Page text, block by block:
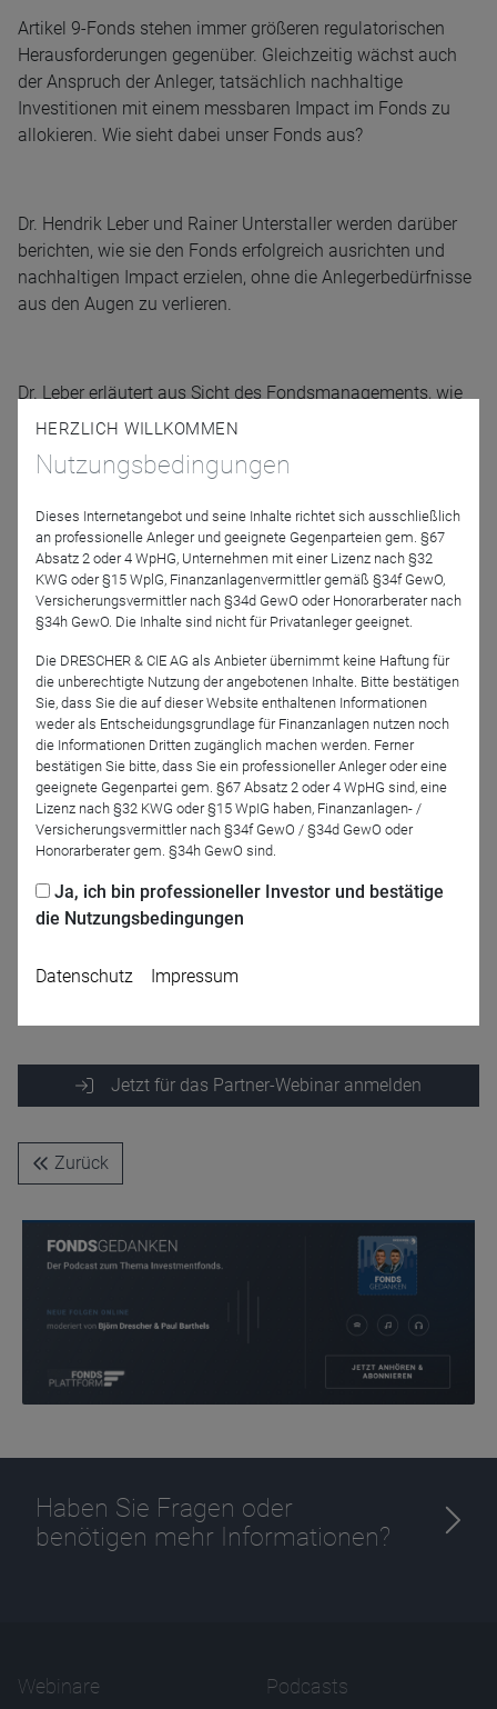
Artikel 9-Fonds stehen immer größeren regulatorischen
Herausforderungen gegenüber. Gleichzeitig wächst auch
der Anspruch der Anleger, tatsächlich nachhaltige
Investitionen mit einem messbaren Impact im Fonds zu
allokieren. Wie sieht dabei unser Fonds aus?
Dr. Hendrik Leber und Rainer Unterstaller werden darüber
berichten, wie sie den Fonds erfolgreich ausrichten und
nachhaltigen Impact erzielen, ohne die Anlegerbedürfnisse
aus den Augen zu verlieren.
Dr. Leber erläutert aus Sicht des Fondsmanagements, wie
Portfoliostruktur und Absicherungsstrategie verändert
Finanzprodukte seit Jahresbeginn neu investiert wurde.
Ausblick auf den Jahresverlauf freuen.
Der Mischfonds wurde auch in diesem Jahr bereits
in der nachhaltigen Geldanlage. Ein strenger
Nachhaltigkeitsansatz, ein aktives vermögensverwaltendes
Fondsmanagement sowie eine innovative
Absicherungsstrategie waren und sind die Erfolgsgaranten.
Das Webinar dauert ca. 45 Minuten. Danach stehen Ihnen
die Referenten gerne für Fragen zur Verfügung.
ACATIS Webinare richten sich ausschließlich an
professionelle Kunden.
Jetzt für das Partner-Webinar anmelden
Zurück
Haben Sie Fragen oder
benötigen mehr Informationen?
Webinare Podcasts
HERZLICH WILLKOMMEN
Nutzungsbedingungen
Dieses Internetangebot und seine Inhalte richtet sich ausschließlich
an professionelle Anleger und geeignete Gegenparteien gem. §67
Absatz 2 oder 4 WpHG, Unternehmen mit einer Lizenz nach §32
KWG oder §15 WplG, Finanzanlagenvermittler gemäß §34f GewO,
Versicherungsvermittler nach §34d GewO oder Honorarberater nach
§34h GewO. Die Inhalte sind nicht für Privatanleger geeignet.
Die DRESCHER & CIE AG als Anbieter übernimmt keine Haftung für
die unberechtigte Nutzung der angebotenen Inhalte. Bitte bestätigen
Sie, dass Sie die auf dieser Website enthaltenen Informationen
weder als Entscheidungsgrundlage für Finanzanlagen nutzen noch
die Informationen Dritten zugänglich machen werden. Ferner
bestätigen Sie bitte, dass Sie ein professioneller Anleger oder eine
geeignete Gegenpartei gem. §67 Absatz 2 oder 4 WpHG sind, eine
Lizenz nach §32 KWG oder §15 WpIG haben, Finanzanlagen- /
Versicherungsvermittler nach §34f GewO / §34d GewO oder
Honorarberater gem. §34h GewO sind.
Ja, ich bin professioneller Investor und bestätige
die Nutzungsbedingungen
Datenschutz Impressum
Name
CPref
Ablauf
1 Jahr